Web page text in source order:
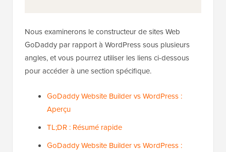
Nous examinerons le constructeur de sites Web
GoDaddy par rapport à WordPress sous plusieurs
angles, et vous pourrez utiliser les liens ci-dessous
pour accéder à une section spécifique.
GoDaddy Website Builder vs WordPress :
Aperçu
TL;DR : Résumé rapide
GoDaddy Website Builder vs WordPress :